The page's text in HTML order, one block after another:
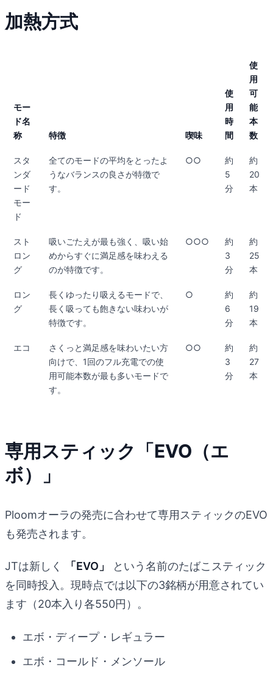
加熱方式
モー
ド名
称
特徴 喫味
使
用
時
間
使
用
可
能
本
数
スタ
ンダ
ード
モー
ド
全てのモードの平均をとったよ
うなバランスの良さが特徴で
す。
○○
約
5
分
約
20
本
スト
ロン
グ
吸いごたえが最も強く、吸い始
めからすぐに満足感を味わえる
のが特徴です。
○○○
約
3
分
約
25
本
ロン
グ
長くゆったり吸えるモードで、
長く吸っても飽きない味わいが
特徴です。
○
約
6
分
約
19
本
エコ
さくっと満足感を味わいたい方
向けで、1回のフル充電での使
用可能本数が最も多いモードで
す。
○○
約
3
分
約
27
本
専用スティック「EVO（エ
ボ）」
Ploomオーラの発売に合わせて専用スティックのEVO
も発売されます。
JTは新しく 「EVO」
という名前のたばこスティック
を同時投入。現時点では以下の3銘柄が用意されてい
ます（20本入り各550円）。
エボ・ディープ・レギュラー
エボ・コールド・メンソール